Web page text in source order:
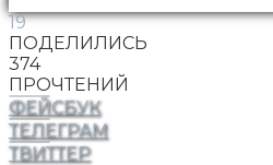
19
ПОДЕЛИЛИСЬ
374
ПРОЧТЕНИЙ
ФЕЙСБУК
ТЕЛЕГРАМ
ТВИТТЕР